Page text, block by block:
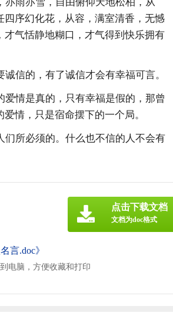
四序幻化花，从容，满室清香，无憾
才气恬静地糊口，才气得到快乐拥有
诚信的，有了诚信才会有幸福可言。
爱情是真的，只有幸福是假的，那曾
情，只是宿命摆下的一个局。
们所必须的。什么也不信的人不会有
言.doc》
电脑，方便收藏和打印
点击下载文档
文档为doc格式